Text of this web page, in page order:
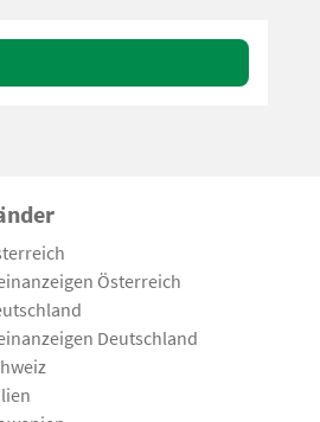
Österreich
Deutschland